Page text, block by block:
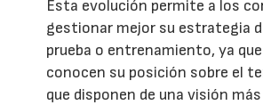
Esta evolución permite a los
gestionar mejor su estrategia
prueba o entrenamiento, ya
conocen su posición sobre el
que disponen de una visión